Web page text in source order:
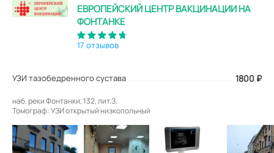
ЕВРОПЕЙСКИЙ ЦЕНТР ВАКЦИНАЦИИ НА
ФОНТАНКЕ
17 отзывов
УЗИ тазобедренного сустава 1800 ₽
наб. реки Фонтанки, 132, лит.З.
Томограф: УЗИ открытый низкопольный